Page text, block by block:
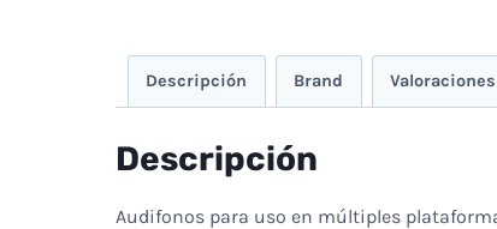
Descripción Brand
Descripción
Audifonos para uso en múltiples